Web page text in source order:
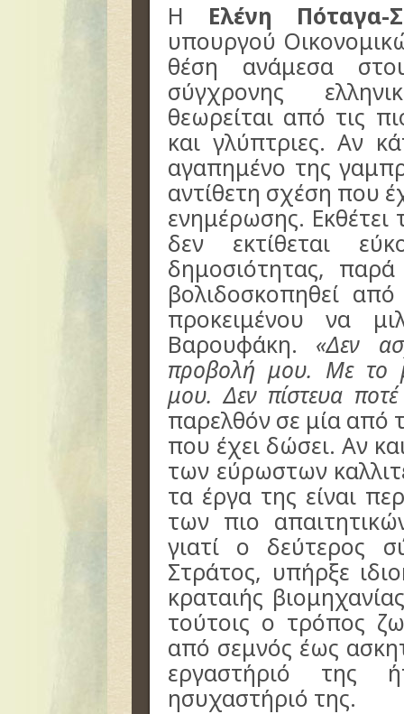
Η Ελένη Πόταγα-
υπουργού
θέση ανάμεσα
σύγχρονης
θεωρείται από τις
και γλύπτριες. Αν
αγαπημένο της
αντίθετη σχέση που
ενημέρωσης. Εκθέτει
δεν εκτίθεται
δημοσιότητας,
βολιδοσκοπηθεί
προκειμένου να
Βαρουφάκη. «Δεν
προβολή μου. Με το
μου. Δεν πίστευα
παρελθόν σε μία από
που έχει δώσει. Αν
των εύρωστων
τα έργα της είναι
των πιο
γιατί ο δεύτερος
Στράτος, υπήρξε
κραταιής
τούτοις ο τρόπος
από σεμνός έως
εργαστήριό της
ησυχαστήριό της.